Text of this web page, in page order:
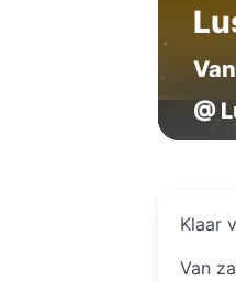
@
Klaar
Van